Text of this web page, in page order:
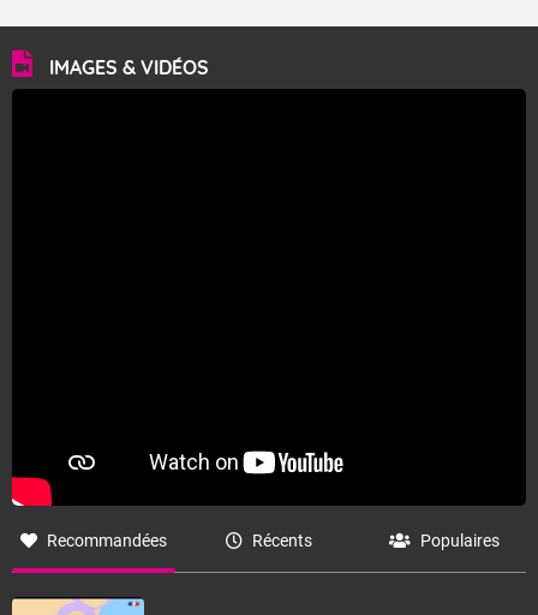
IMAGES & VIDÉOS
Recommandées Récents Populaires